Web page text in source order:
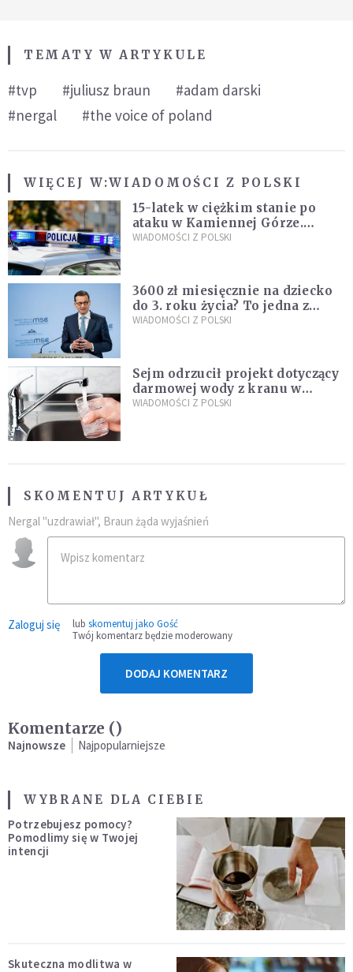
TEMATY W ARTYKULE
#tvp #juliusz braun
#adam darski
#nergal
#the voice of poland
WIĘCEJ W:WIADOMOŚCI Z POLSKI
15-latek w ciężkim stanie po
ataku w Kamiennej Górze.
Policja zatrzymała dwóch
WIADOMOŚCI Z POLSKI
3600 zł miesięcznie na dziecko
do 3. roku życia? To jedna z
propozycji programu "Rozwój
WIADOMOŚCI Z POLSKI
Sejm odrzucił projekt dotyczący
darmowej wody z kranu w
restauracjach
WIADOMOŚCI Z POLSKI
SKOMENTUJ ARTYKUŁ
Nergal "uzdrawiał", Braun żąda wyjaśnień
Zaloguj się lub skomentuj jako Gość
Twój komentarz będzie moderowany
DODAJ KOMENTARZ
Komentarze ()
Najnowsze Najpopularniejsze
WYBRANE DLA CIEBIE
Potrzebujesz pomocy?
Pomodlimy się w Twojej
intencji
Skuteczna modlitwa w